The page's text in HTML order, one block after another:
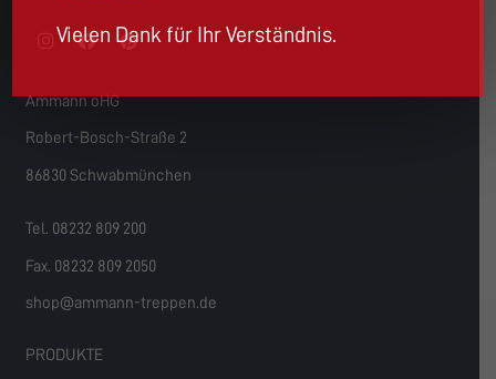
Ammann oHG
Robert-Bosch-Straße 2
86830 Schwabmünchen
Tel. 08232 809 200
Fax. 08232 809 2050
shop@ammann-treppen.de
PRODUKTE
Vielen Dank für Ihr Verständnis.